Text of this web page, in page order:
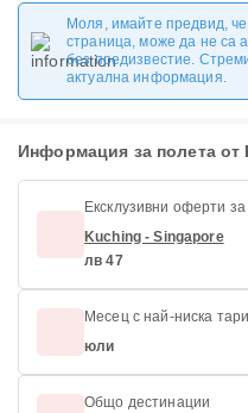
Моля, имайте предвид,
страница, може да не са
без предизвестие.
актуална информация.
Информация за полета
Ексклузивни оферти
Kuching - Singapore
лв 47
Месец с най-ниска
юли
Общо дестинации